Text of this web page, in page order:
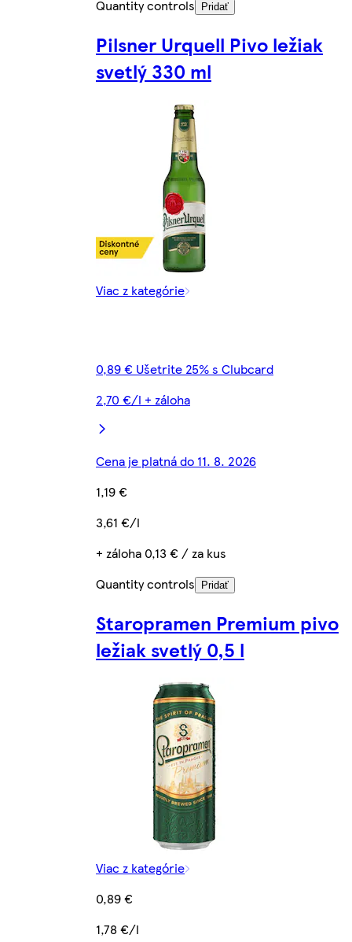
Quantity controls Pridať
Pilsner Urquell Pivo ležiak
svetlý 330 ml
Viac z kategórie
0,89 € Ušetrite 25% s Clubcard
2,70 €/l + záloha
Cena je platná do 11. 8. 2026
1,19 €
3,61 €/l
+ záloha 0,13 € / za kus
Quantity controls
Pridať
Staropramen Premium pivo
ležiak svetlý 0,5 l
Viac z kategórie
0,89 €
1,78 €/l